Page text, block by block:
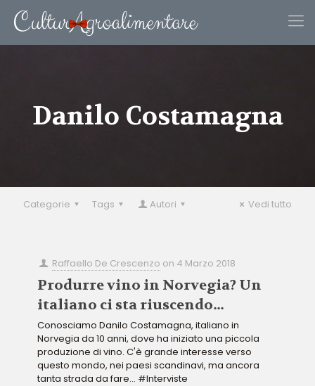
Danilo Costamagna
Categorie Tags Autori Vedi tutto
Raffaello De Crescenzo on 4 Marzo 2018
Produrre vino in Norvegia? Un
italiano ci sta riuscendo…
Conosciamo Danilo Costamagna, italiano in
Norvegia da 10 anni, dove ha iniziato una piccola
produzione di vino. C'è grande interesse verso
questo mondo, nei paesi scandinavi, ma ancora
tanta strada da fare... #Interviste